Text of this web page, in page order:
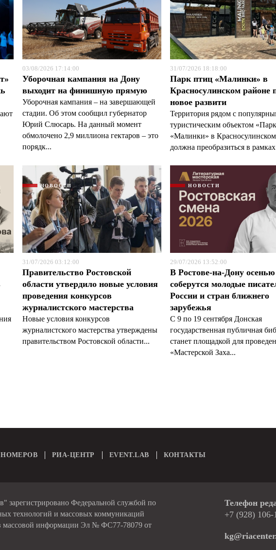
03/08/2026 17:14:00
Уборочная кампания на Дону
выходит на финишную прямую
Уборочная кампания – на завершающей
стадии. Об этом сообщил губернатор
Юрий Слюсарь. На данный момент
обмолочено 2,9 миллиона гектаров – это
порядк...
31/07/2026 18:18:00
Парк птиц «Малинки» в
Красносулинском районе
новое развити
Территория рядом с
туристическим объектом
«Малинки» в
должна преобразиться в
НОВОСТИ
31/07/2026 03:12:00
Правительство Ростовской
области утвердило новые условия
проведения конкурсов
журналистского мастерства
Новые условия конкурсов
журналистского мастерства утверждены
правительством Ростовской области...
НОВОСТИ
29/07/2026 13:52:00
В Ростове-на-Дону осенью
соберутся молодые
России и стран ближнего
зарубежья
С 9 по 19 сентября Донская
государственная публичная
станет площадкой для
«Мастерской Заха...
Я согласен сполитикой конфиденциальности и защиты
НОМЕРОВ РИА-ЦЕНТР EVENT.LAB КОНТАКТЫ
зарегистрировано Федеральной службой по
технологий и массовых коммуникаций
массовой информации Эл № ФС77-78079 от
Телефон
+7 (928) 106-
Я согласен сполитикой конфиденциальности и защиты